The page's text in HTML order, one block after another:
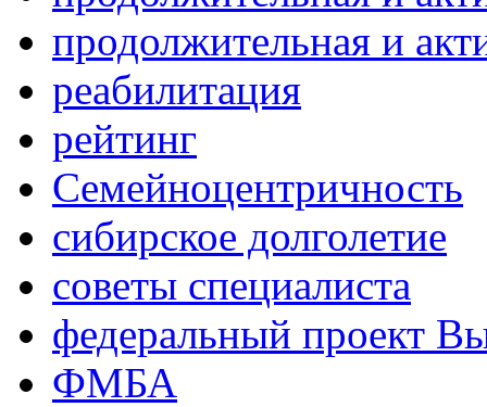
продолжительная и
реабилитация
рейтинг
Семейноцентричность
сибирское долголетие
советы специалиста
федеральный проект
ФМБА